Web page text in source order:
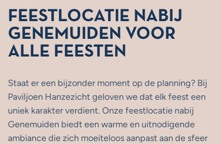
FEESTLOCATIE NABIJ
GENEMUIDEN VOOR
ALLE FEESTEN
Staat er een bijzonder moment op de planning? Bij
Paviljoen Hanzezicht geloven we dat elk feest een
uniek karakter verdient. Onze feestlocatie nabij
Genemuiden biedt een warme en uitnodigende
ambiance die zich moeiteloos aanpast aan de sfeer